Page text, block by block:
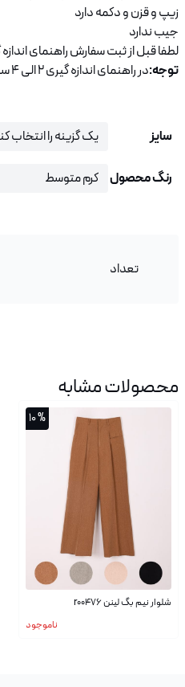
زیپ و قزن و دکمه دارد
جیب ندارد
لطفا قبل از ثبت سفارش راهنمای
توجه:در راهنمای اندازه گیری 2 الی 4 سانتی متر احتمال خطا وجود دارد.
سایز
رنگ محصول
تعداد
محصولات مشابه
% 10
شلوار نیم بگ لینن r00476
ناموجود